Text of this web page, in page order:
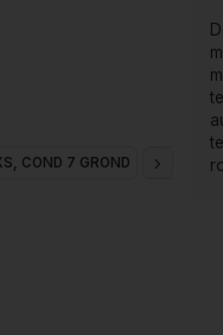
COND 7 GROND XS, PC 7